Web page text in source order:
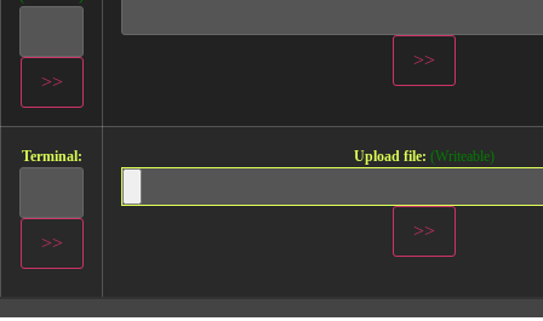
Terminal: Upload file: (Writeable)